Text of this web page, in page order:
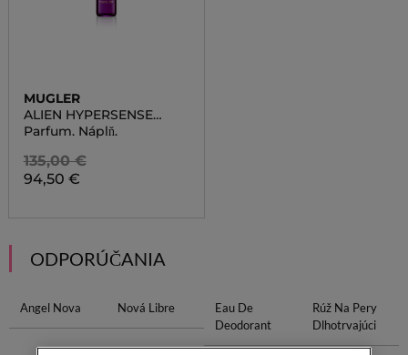
MUGLER
ALIEN HYPERSENSE
REFILL
Parfum. Náplň.
135,00 €
94,50 €
ODPORÚČANIA
Angel Nova Nová Libre
Eau De
Deodorant
Rúž Na Pery
Dlhotrvajúci